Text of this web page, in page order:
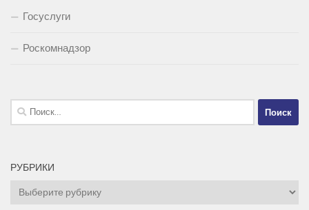
Госуслуги
Роскомнадзор
Найти:
РУБРИКИ
Рубрики